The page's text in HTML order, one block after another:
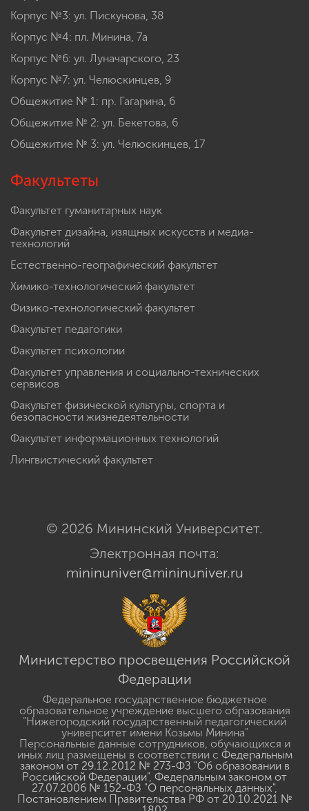
Корпус №3: ул. Пискунова, 38
Корпус №4: пл. Минина, 7а
Корпус №6: ул. Луначарского, 23
Корпус №7: ул. Челюскинцев, 9
Общежитие № 1: пр. Гагарина, 6
Общежитие № 2: ул. Бекетова, 6
Общежитие № 3: ул. Челюскинцев, 17
Факультеты
Факультет гуманитарных наук
Факультет дизайна, изящных искусств и медиа-
технологий
Естественно-географический факультет
Химико-технологический факультет
Физико-технологический факультет
Факультет педагогики
Факультет психологии
Факультет управления и социально-технических
сервисов
Факультет физической культуры, спорта и
безопасности жизнедеятельности
Факультет информационных технологий
Лингвистический факультет
© 2026 Мининский Университет.
Электронная почта:
mininuniver@mininuniver.ru
Министерство просвещения Российской
Федерации
Федеральное государственное бюджетное
образовательное учреждение высшего образования
"Нижегородский государственный педагогический
университет имени Козьмы Минина"
Персональные данные сотрудников, обучающихся и
иных лиц размещены в соответствии с Федеральным
законом от 29.12.2012 № 273-ФЗ "Об образовании в
Российской Федерации", Федеральным законом от
27.07.2006 № 152-ФЗ "О персональных данных",
Постановлением Правительства РФ от 20.10.2021 №